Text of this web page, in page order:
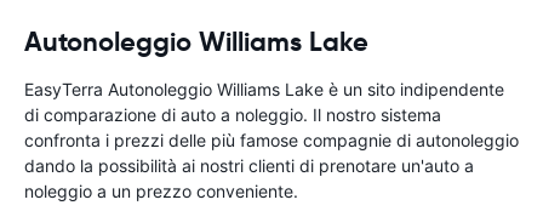
Autonoleggio Williams Lake
EasyTerra Autonoleggio Williams Lake è un sito indipendente
di comparazione di auto a noleggio. Il nostro sistema
confronta i prezzi delle più famose compagnie di autonoleggio
dando la possibilità ai nostri clienti di prenotare un'auto a
noleggio a un prezzo conveniente.